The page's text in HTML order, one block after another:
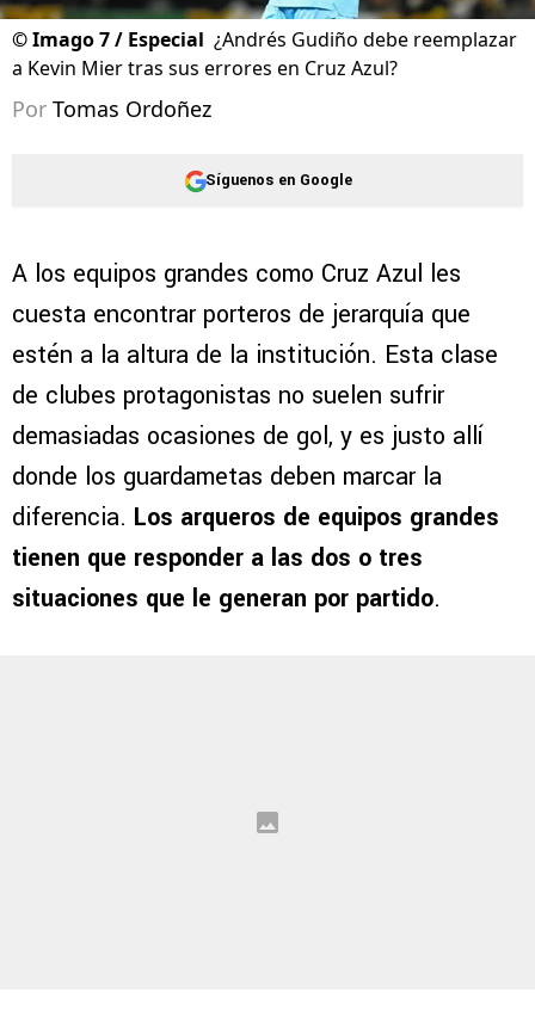
©Imago 7 / Especial ¿Andrés Gudiño debe reemplazar
a Kevin Mier tras sus errores en Cruz Azul?
Por Tomas Ordoñez
Síguenos en Google
A los equipos grandes como Cruz Azul les
cuesta encontrar porteros de jerarquía que
estén a la altura de la institución. Esta clase
de clubes protagonistas no suelen sufrir
demasiadas ocasiones de gol, y es justo allí
donde los guardametas deben marcar la
diferencia. Los arqueros de equipos grandes
tienen que responder a las dos o tres
situaciones que le generan por partido.